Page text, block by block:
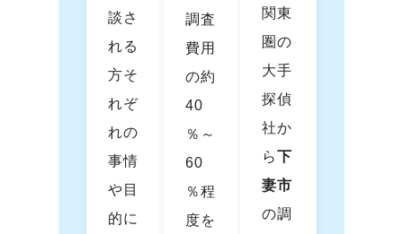
談さ
れる
方そ
れぞ
れの
事情
や目
的に
調査
費用
の約
40
％～
60
％程
度を
関東
圏の
大手
探偵
社か
ら
下
妻市
の調